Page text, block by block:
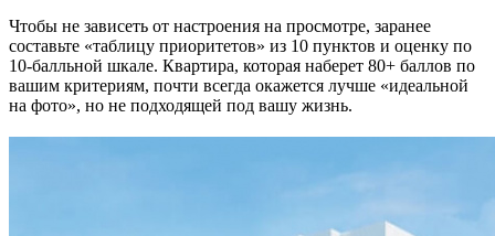
Чтобы не зависеть от настроения на просмотре, заранее
составьте «таблицу приоритетов» из 10 пунктов и оценку по
10-балльной шкале. Квартира, которая наберет 80+ баллов по
вашим критериям, почти всегда окажется лучше «идеальной
на фото», но не подходящей под вашу жизнь.